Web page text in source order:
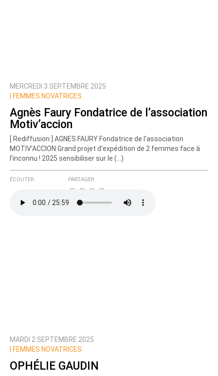
MERCREDI 3 SEPTEMBRE 2025
FEMMES NOVATRICES
Agnès Faury Fondatrice de l’association
Motiv’accion
[ Rediffusion ] AGNES FAURY Fondatrice de l’association
MOTIV’ACCION Grand projet d’expédition de 2 femmes face à
l’inconnu ! 2025 sensibiliser sur le (…)
ÉCOUTER PARTAGER
MARDI 2 SEPTEMBRE 2025
FEMMES NOVATRICES
OPHÉLIE GAUDIN